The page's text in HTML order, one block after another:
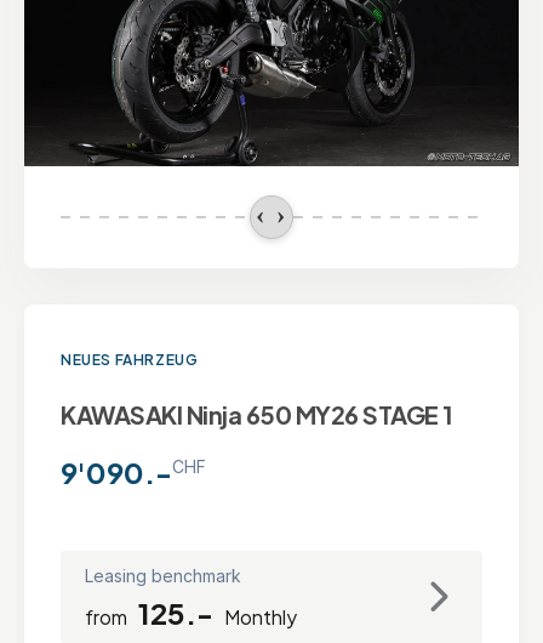
NEUES FAHRZEUG
KAWASAKI Ninja 650 MY26 STAGE 1
9'090.-CHF
Leasing benchmark
from 125.- Monthly